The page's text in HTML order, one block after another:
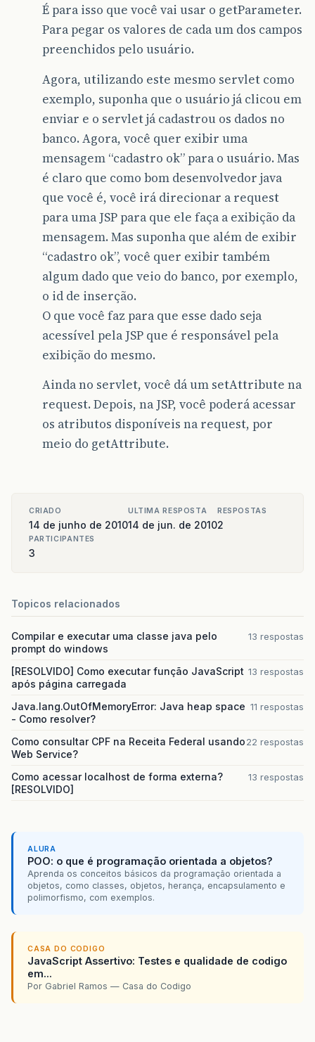
É para isso que você vai usar o getParameter.
Para pegar os valores de cada um dos campos
preenchidos pelo usuário.
Agora, utilizando este mesmo servlet como
exemplo, suponha que o usuário já clicou em
enviar e o servlet já cadastrou os dados no
banco. Agora, você quer exibir uma
mensagem “cadastro ok” para o usuário. Mas
é claro que como bom desenvolvedor java
que você é, você irá direcionar a request
para uma JSP para que ele faça a exibição da
mensagem. Mas suponha que além de exibir
“cadastro ok”, você quer exibir também
algum dado que veio do banco, por exemplo,
o id de inserção.
O que você faz para que esse dado seja
acessível pela JSP que é responsável pela
exibição do mesmo.
Ainda no servlet, você dá um setAttribute na
request. Depois, na JSP, você poderá acessar
os atributos disponíveis na request, por
meio do getAttribute.
CRIADO
14 de junho de 2010
ULTIMA RESPOSTA
14 de jun. de 2010
RESPOSTAS
2
PARTICIPANTES
3
Topicos relacionados
Compilar e executar uma classe java pelo
prompt do windows
13 respostas
[RESOLVIDO] Como executar função JavaScript
após página carregada
13 respostas
Java.lang.OutOfMemoryError: Java heap space
- Como resolver?
11 respostas
Como consultar CPF na Receita Federal usando
Web Service?
22 respostas
Como acessar localhost de forma externa?
[RESOLVIDO]
13 respostas
ALURA
POO: o que é programação orientada a objetos?
Aprenda os conceitos básicos da programação orientada a
objetos, como classes, objetos, herança, encapsulamento e
polimorfismo, com exemplos.
CASA DO CODIGO
JavaScript Assertivo: Testes e qualidade de codigo
em...
Por Gabriel Ramos — Casa do Codigo